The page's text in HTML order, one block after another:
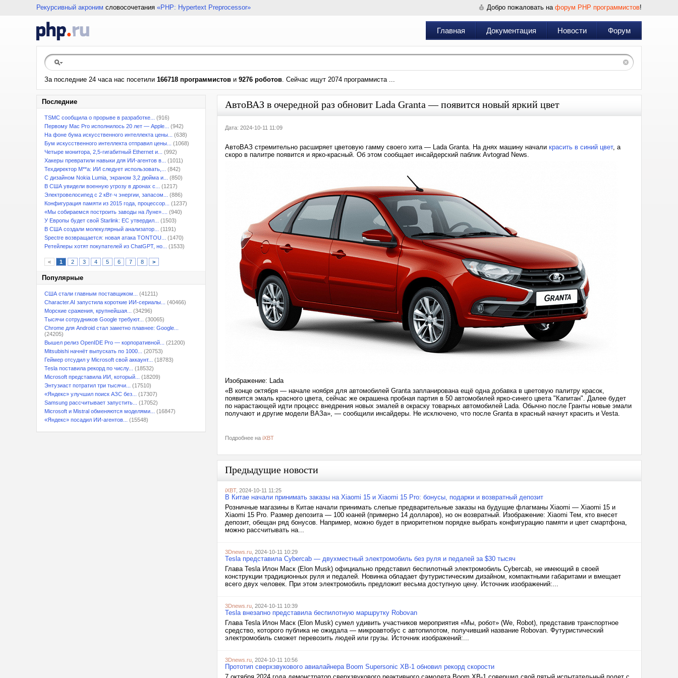
Рекурсивный акроним словосочетания «PHP: Hypertext Preprocessor» Добро пожаловать на форум PHP программистов!
Главная Документация Новости Форум
За последние 24 часа нас посетили 166718 программистов и 9276 роботов. Сейчас ищут 2074 программиста ...
Последние
TSMC сообщила о прорыве в разработке...
(916)
Первому Mac Pro исполнилось 20 лет — Apple...
(942)
На фоне бума искусственного интеллекта цены...
(638)
Бум искусственного интеллекта отправил цены...
(1068)
Четыре монитора, 2,5-гигабитный Ethernet и...
(992)
Хакеры превратили навыки для ИИ-агентов в...
(1011)
Техдиректор M**a: ИИ следует использовать,...
(842)
С дизайном Nokia Lumia, экраном 3,2 дюйма и...
(850)
В США увидели военную угрозу в дронах с...
(1217)
Электровелосипед с 2 кВт·ч энергии, запасом...
(886)
Конфигурация памяти из 2015 года, процессор...
(1237)
«Мы собираемся построить заводы на Луне»....
(940)
У Европы будет свой Starlink: ЕС утвердил...
(1503)
В США создали молекулярный анализатор...
(1191)
Spectre возвращается: новая атака TONTOU...
(1470)
Ретейлеры хотят покупателей из ChatGPT, но...
(1533)
< 1 2 3 4 5 6 7 8 >
Популярные
США стали главным поставщиком...
(41211)
Character.AI запустила короткие ИИ-сериалы...
(40466)
Морские сражения, крупнейшая...
(34296)
Тысячи сотрудников Google требуют...
(30065)
Chrome для Android стал заметно плавнее: Google...
(24205)
Вышел релиз OpenIDE Pro — корпоративной...
(21200)
Mitsubishi начнёт выпускать по 1000...
(20753)
Геймер отсудил у Microsoft свой аккаунт...
(18783)
Tesla поставила рекорд по числу...
(18532)
Microsoft представила ИИ, который...
(18209)
Энтузиаст потратил три тысячи...
(17510)
«Яндекс» улучшил поиск АЗС без...
(17307)
Samsung рассчитывает запустить...
(17052)
Microsoft и Mistral обменяются моделями...
(16847)
«Яндекс» посадил ИИ-агентов...
(15548)
АвтоВАЗ в очередной раз обновит Lada Granta — появится новый яркий цвет
Дата: 2024-10-11 11:09
АвтоВАЗ стремительно расширяет цветовую гамму своего хита — Lada Granta. На днях машину начали красить в синий цвет, а
скоро в палитре появится и ярко-красный. Об этом сообщает инсайдерский паблик Avtograd News.
Изображение: Lada
«В конце октября — начале ноября для автомобилей Granta запланирована ещё одна добавка в цветовую палитру красок,
появится эмаль красного цвета, сейчас же окрашена пробная партия в 50 автомобилей ярко-синего цвета "Капитан". Далее будет
по нарастающей идти процесс внедрения новых эмалей в окраску товарных автомобилей Lada. Обычно после Гранты новые эмали
получают и другие модели ВАЗа», — сообщили инсайдеры. Не исключено, что после Granta в красный начнут красить и Vesta.
Подробнее на iXBT
Предыдущие новости
iXBT, 2024-10-11 11:25
В Китае начали принимать заказы на Xiaomi 15 и Xiaomi 15 Pro: бонусы, подарки и возвратный депозит
Розничные магазины в Китае начали принимать слепые предварительные заказы на будущие флагманы Xiaomi — Xiaomi 15 и
Xiaomi 15 Pro. Размер депозита — 100 юаней (примерно 14 долларов), но он возвратный. Изображение: Xiaomi Тем, кто внесет
депозит, обещан ряд бонусов. Например, можно будет в приоритетном порядке выбрать конфигурацию памяти и цвет смартфона,
можно рассчитывать на...
3Dnews.ru , 2024-10-11 10:29
Tesla представила Cybercab — двухместный электромобиль без руля и педалей за $30 тысяч
Глава Tesla Илон Маск (Elon Musk) официально представил беспилотный электромобиль Cybercab, не имеющий в своей
конструкции традиционных руля и педалей. Новинка обладает футуристическим дизайном, компактными габаритами и вмещает
всего двух человек. При этом электромобиль предложит весьма доступную цену. Источник изображений:...
3Dnews.ru , 2024-10-11 10:39
Tesla внезапно представила беспилотную маршрутку Robovan
Глава Tesla Илон Маск (Elon Musk) сумел удивить участников мероприятия «Мы, робот» (We, Robot), представив транспортное
средство, которого публика не ожидала — микроавтобус с автопилотом, получивший название Robovan. Футуристический
электромобиль сможет перевозить людей или грузы. Источник изображений:...
3Dnews.ru , 2024-10-11 10:56
Прототип сверхзвукового авиалайнера Boom Supersonic XB-1 обновил рекорд скорости